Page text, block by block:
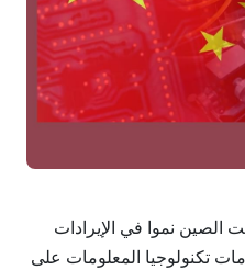
الصين نموا في الإيرادات
تكنولوجيا المعلومات على